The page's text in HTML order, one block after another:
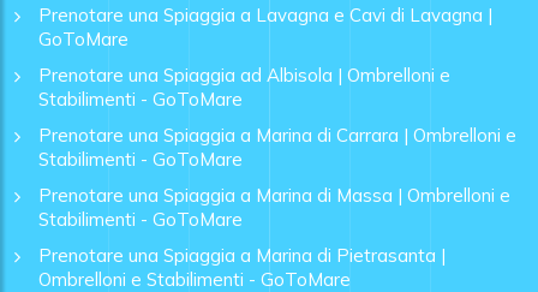
Prenotare una Spiaggia a Lavagna e Cavi di Lavagna |
GoToMare
Prenotare una Spiaggia ad Albisola | Ombrelloni e
Stabilimenti - GoToMare
Prenotare una Spiaggia a Marina di Carrara | Ombrelloni e
Stabilimenti - GoToMare
Prenotare una Spiaggia a Marina di Massa | Ombrelloni e
Stabilimenti - GoToMare
Prenotare una Spiaggia a Marina di Pietrasanta |
Ombrelloni e Stabilimenti - GoToMare